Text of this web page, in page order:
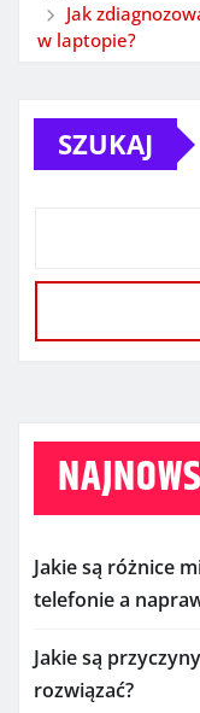
Jak
w laptopie?
SZUKAJ
Jakie są różnice
telefonie a
Jakie są
rozwiązać?